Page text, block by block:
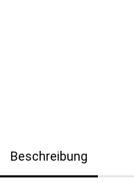
Beschreibung